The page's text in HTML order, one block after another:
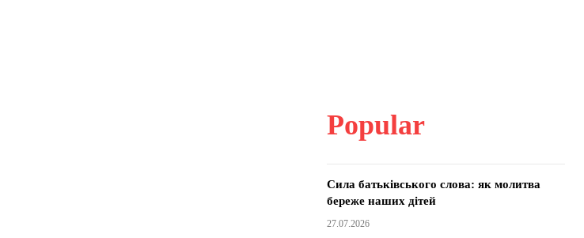
Popular
Сила батьківського слова: як молитва
береже наших дітей
27.07.2026